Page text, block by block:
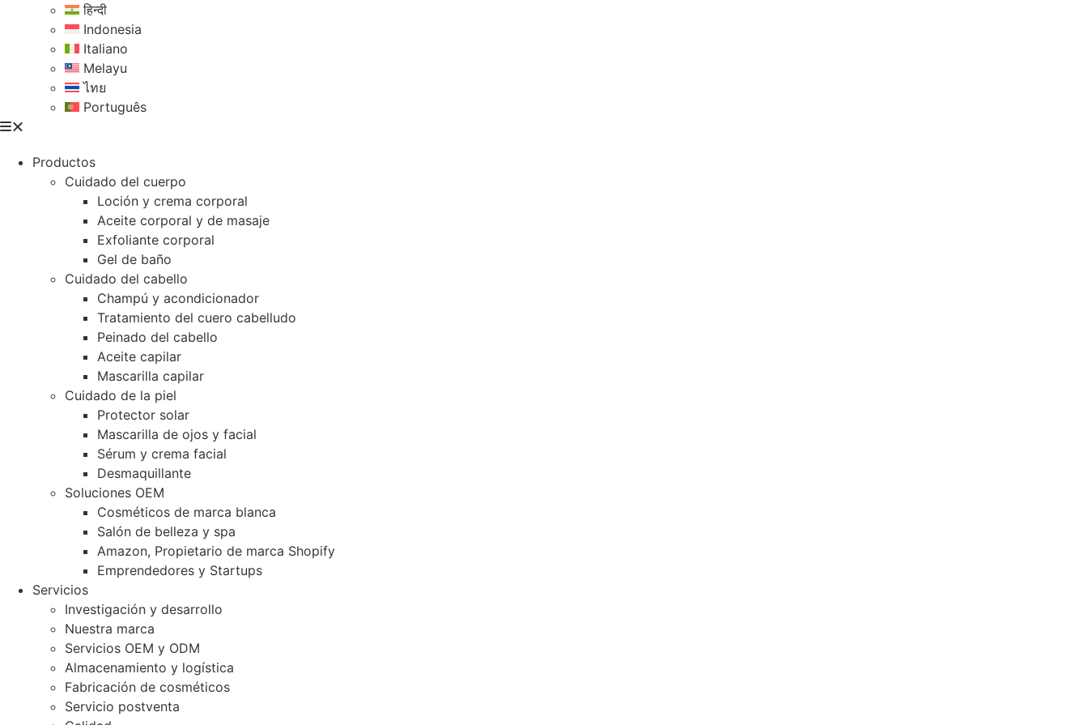
हिन्दी
Indonesia
Italiano
Melayu
ไทย
Português
Productos
Cuidado del cuerpo
Loción y crema corporal
Aceite corporal y de masaje
Exfoliante corporal
Gel de baño
Cuidado del cabello
Champú y acondicionador
Tratamiento del cuero cabelludo
Peinado del cabello
Aceite capilar
Mascarilla capilar
Cuidado de la piel
Protector solar
Mascarilla de ojos y facial
Sérum y crema facial
Desmaquillante
Soluciones OEM
Cosméticos de marca blanca
Salón de belleza y spa
Amazon, Propietario de marca Shopify
Emprendedores y Startups
Servicios
Investigación y desarrollo
Nuestra marca
Servicios OEM y ODM
Almacenamiento y logística
Fabricación de cosméticos
Servicio postventa